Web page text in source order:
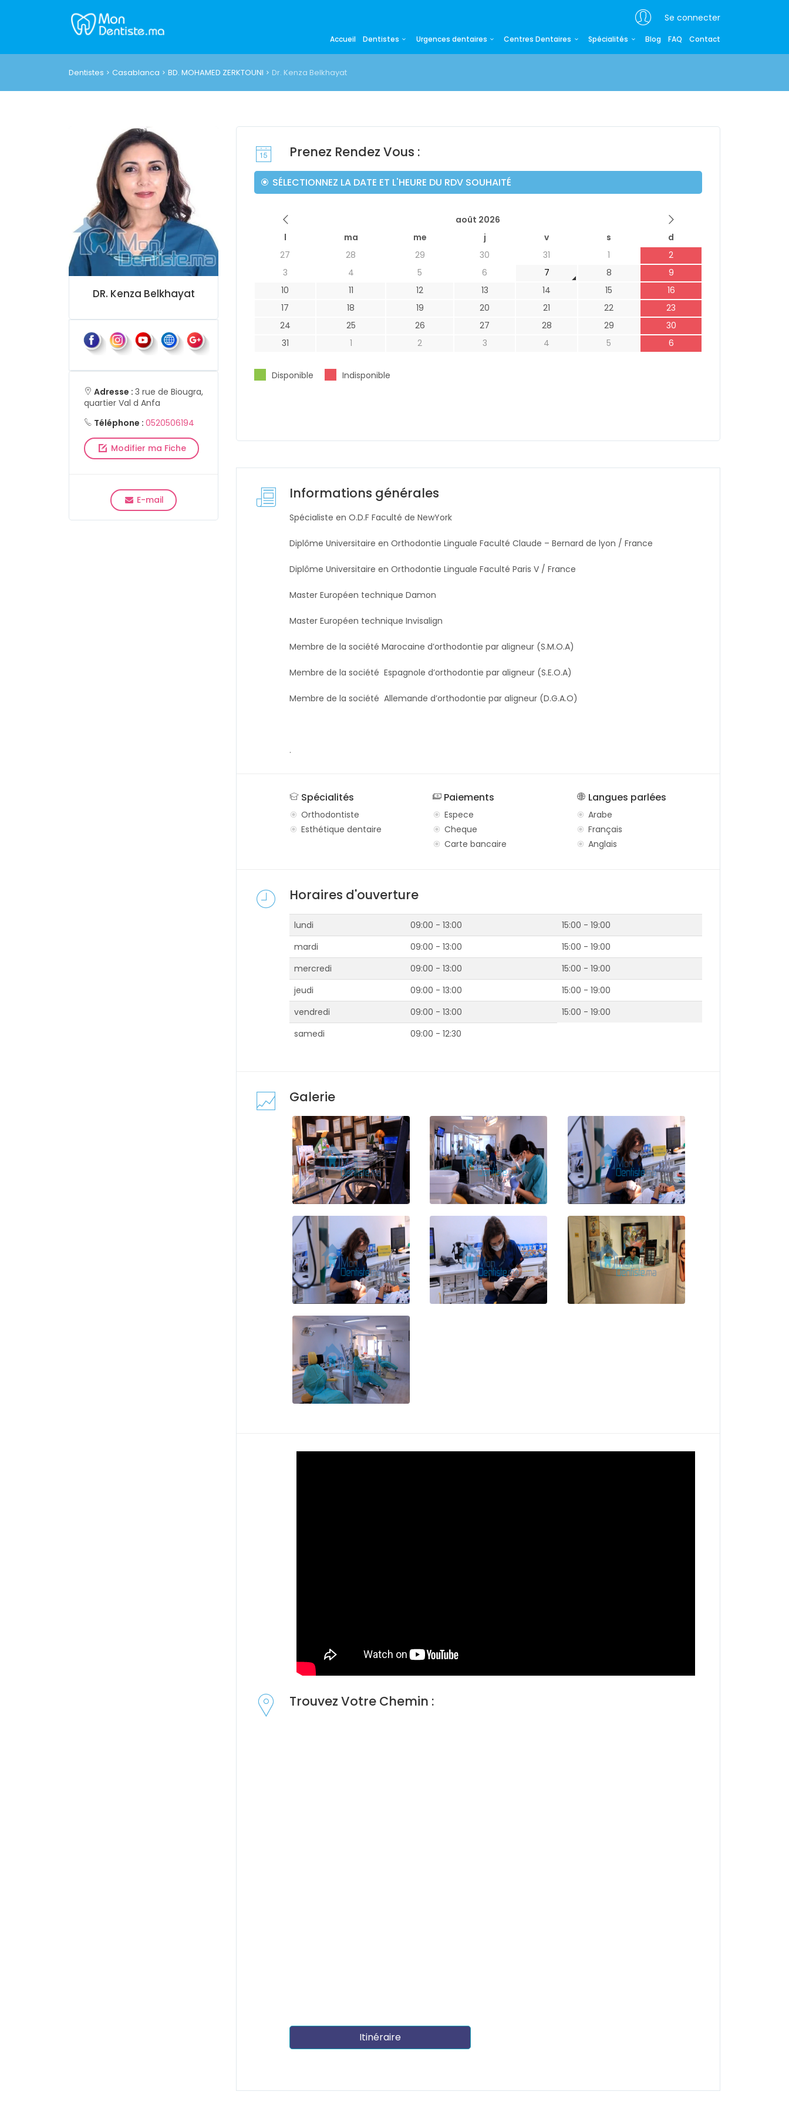
Se connecter
Accueil Dentistes Urgences dentaires Centres Dentaires Spécialités Blog FAQ Contact
Dentistes Casablanca BD. MOHAMED ZERKTOUNI Dr. Kenza Belkhayat
DR. Kenza Belkhayat
Adresse : 3 rue de Biougra,
quartier Val d Anfa
Téléphone : 0520506194
Modifier ma Fiche
E-mail
Prenez Rendez Vous :
SÉLECTIONNEZ LA DATE ET L'HEURE DU RDV SOUHAITÉ
août 2026
l
ma me j v s
d
27
28 29 30 31 1
2
3
4 5 6 7 8
9
10
11 12 13 14 15
16
17
18 19 20 21 22
23
24
25 26 27 28 29
30
31
1 2 3 4 5 6
Disponible Indisponible
Informations générales
Spécialiste en O.D.F Faculté de NewYork
Diplôme Universitaire en Orthodontie Linguale Faculté Claude – Bernard de lyon / France
Diplôme Universitaire en Orthodontie Linguale Faculté Paris V / France
Master Européen technique Damon
Master Européen technique Invisalign
Membre de la société Marocaine d’orthodontie par aligneur (S.M.O.A)
Membre de la société Espagnole d’orthodontie par aligneur (S.E.O.A)
Membre de la société Allemande d’orthodontie par aligneur (D.G.A.O)
.
Spécialités
Orthodontiste
Esthétique dentaire
Paiements
Espece
Cheque
Carte bancaire
Langues parlées
Arabe
Français
Anglais
Horaires d'ouverture
lundi 09:00 - 13:00
15:00 - 19:00
mardi
09:00 - 13:00
15:00 - 19:00
mercredi
09:00 - 13:00
15:00 - 19:00
jeudi
09:00 - 13:00
15:00 - 19:00
vendredi
09:00 - 13:00
15:00 - 19:00
samedi
09:00 - 12:30
Galerie
Trouvez Votre Chemin :
Itinéraire